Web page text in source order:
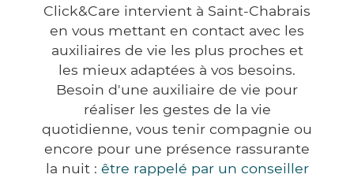
Click&Care intervient à Saint-Chabrais
en vous mettant en contact avec les
auxiliaires de vie les plus proches et
les mieux adaptées à vos besoins.
Besoin d'une auxiliaire de vie pour
réaliser les gestes de la vie
quotidienne, vous tenir compagnie ou
encore pour une présence rassurante
la nuit : être rappelé par un conseiller